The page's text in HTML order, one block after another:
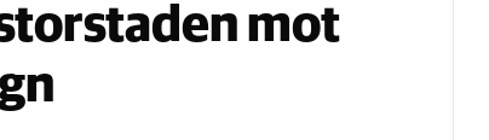
mot